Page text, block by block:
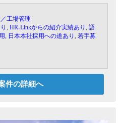
している化学物質の管理やROHSの管
せします。
アントはベトナム国内に進出している
対象としており、クライアントの対応
す。（日本語）
工場管理
, HR-Linkからの紹介実績あり , 語
, 日本本社採用への道あり , 若手募
件の詳細へ